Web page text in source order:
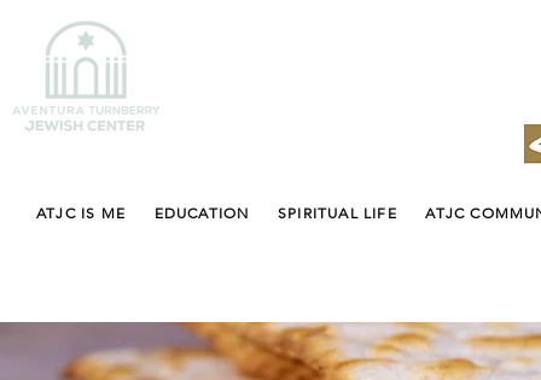
ATJC IS ME EDUCATION SPIRITUAL LIFE ATJC